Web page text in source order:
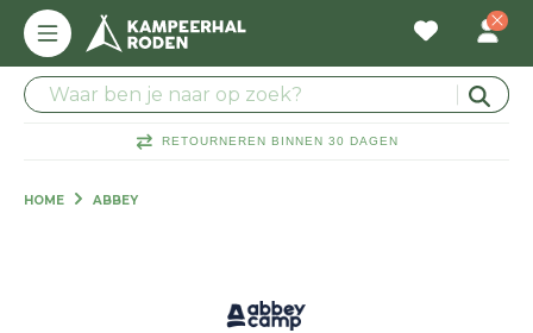
RETOURNEREN BINNEN 30 DAGEN
HOME ABBEY